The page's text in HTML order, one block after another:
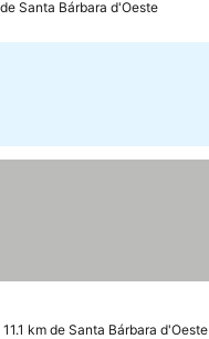
Santa Bárbara d'Oeste
km de Santa Bárbara d'Oeste